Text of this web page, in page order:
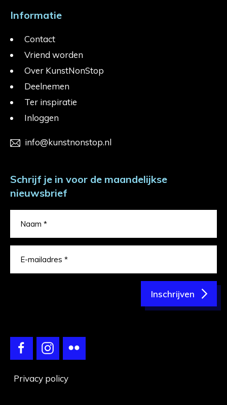
Informatie
Contact
Vriend worden
Over KunstNonStop
Deelnemen
Ter inspiratie
Inloggen
info@kunstnonstop.nl
Schrijf je in voor de maandelijkse
nieuwsbrief
Inschrijven
Privacy policy